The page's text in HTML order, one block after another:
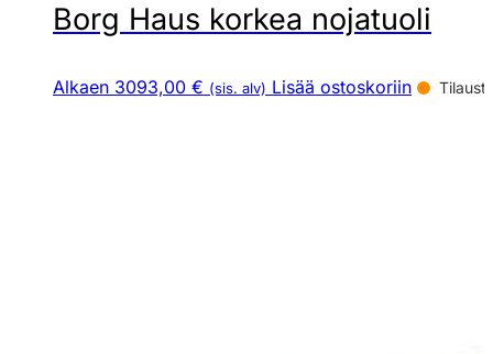
Borg Haus korkea nojatuoli
Alkaen 3093,00 € (sis. alv) Lisää ostoskoriin